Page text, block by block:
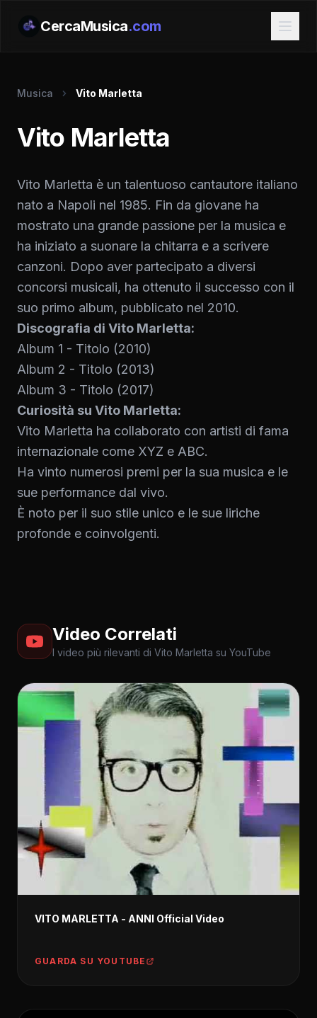
CercaMusica.com
Musica Vito Marletta
Vito Marletta
Vito Marletta è un talentuoso cantautore italiano
nato a Napoli nel 1985. Fin da giovane ha
mostrato una grande passione per la musica e
ha iniziato a suonare la chitarra e a scrivere
canzoni. Dopo aver partecipato a diversi
concorsi musicali, ha ottenuto il successo con il
suo primo album, pubblicato nel 2010.
Discografia di Vito Marletta:
Album 1 - Titolo (2010)
Album 2 - Titolo (2013)
Album 3 - Titolo (2017)
Curiosità su Vito Marletta:
Vito Marletta ha collaborato con artisti di fama
internazionale come XYZ e ABC.
Ha vinto numerosi premi per la sua musica e le
sue performance dal vivo.
È noto per il suo stile unico e le sue liriche
profonde e coinvolgenti.
Video Correlati
I video più rilevanti di Vito Marletta su YouTube
VITO MARLETTA - ANNI Official Video
GUARDA SU YOUTUBE